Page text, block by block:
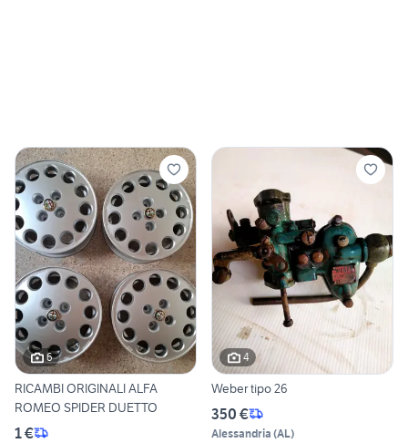
6
RICAMBI ORIGINALI ALFA
ROMEO SPIDER DUETTO
1 €
4
Weber tipo 26
350 €
Alessandria (AL)